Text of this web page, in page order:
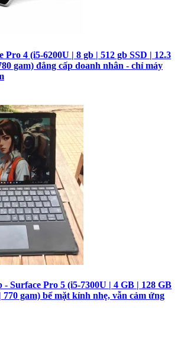
Pro 4 (i5-6200U | 8 gb | 512 gb SSD | 12.3
gam) đẳng cấp doanh nhân - chỉ máy
- Surface Pro 5 (i5-7300U | 4 GB | 128 GB
770 gam) bể mặt kính nhẹ, vẫn cảm ứng